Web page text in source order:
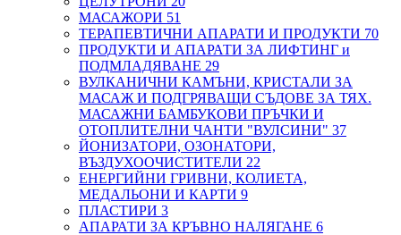
МАСАЖОРИ 51
ТЕРАПЕВТИЧНИ АПАРАТИ И ПРОДУКТИ 70
ПРОДУКТИ И АПАРАТИ ЗА ЛИФТИНГ и
ПОДМЛАДЯВАНЕ 29
ВУЛКАНИЧНИ КАМЪНИ, КРИСТАЛИ ЗА
МАСАЖ И ПОДГРЯВАЩИ СЪДОВЕ ЗА ТЯХ.
МАСАЖНИ БАМБУКОВИ ПРЪЧКИ И
ОТОПЛИТЕЛНИ ЧАНТИ "ВУЛСИНИ" 37
ЙОНИЗАТОРИ, ОЗОНАТОРИ,
ВЪЗДУХООЧИСТИТЕЛИ 22
ЕНЕРГИЙНИ ГРИВНИ, КОЛИЕТА,
МЕДАЛЬОНИ И КАРТИ 9
ПЛАСТИРИ 3
АПАРАТИ ЗА КРЪВНО НАЛЯГАНЕ 6